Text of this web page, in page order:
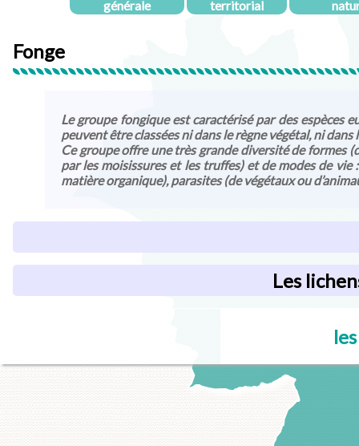
générale
territorial
Fonge
Le groupe fongique est caractérisé par des espèces
peuvent être classées ni dans le règne végétal, ni dans
Ce groupe offre une très grande diversité de formes
par les moisissures et les truffes) et de modes de
matière organique), parasites (de végétaux ou
Les